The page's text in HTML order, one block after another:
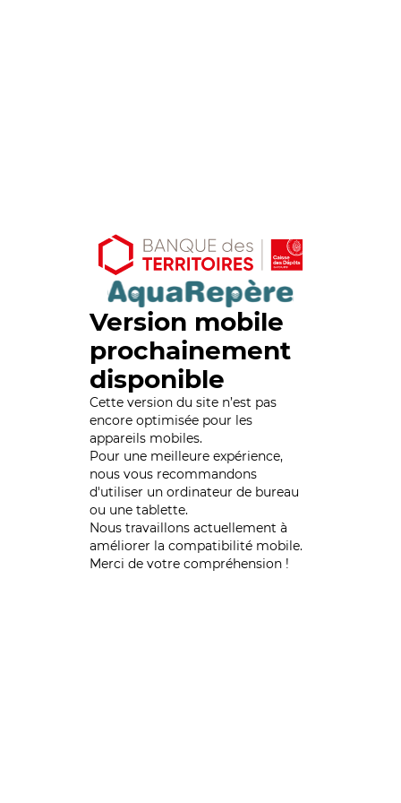
Version mobile
prochainement
disponible
Cette version du site n’est pas
encore optimisée pour les
appareils mobiles.
Pour une meilleure expérience,
nous vous recommandons
d'utiliser un ordinateur de bureau
ou une tablette.
Nous travaillons actuellement à
améliorer la compatibilité mobile.
Merci de votre compréhension !